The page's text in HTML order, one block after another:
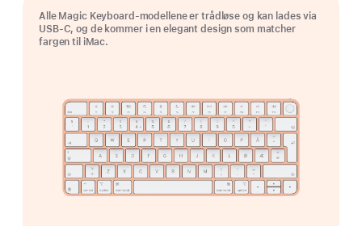
Alle Magic Keyboard-modellene er trådløse og kan lades via
USB-C, og de kommer i en elegant design som matcher
fargen til iMac.